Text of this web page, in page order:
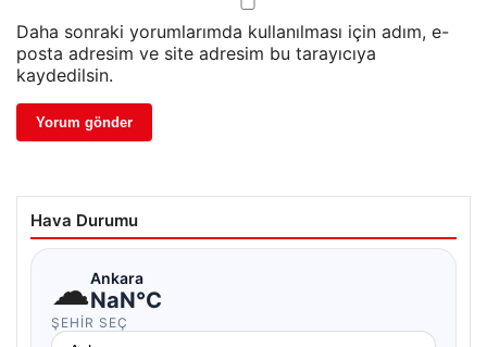
Daha sonraki yorumlarımda kullanılması için adım, e-
posta adresim ve site adresim bu tarayıcıya
kaydedilsin.
Hava Durumu
☁Ankara
NaN°C
ŞEHIR SEÇ